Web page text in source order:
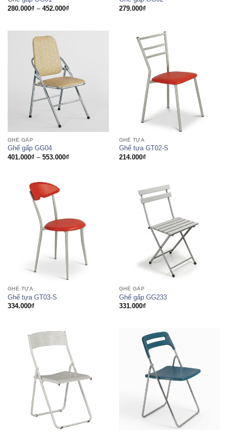
280.000₫ – 452.000₫Khoảng
đến
279.000₫
GHẾ GẤP
Ghế gấp GG04
401.000₫ – 553.000₫Khoảng
GHẾ TỰA
Ghế tựa GT02-S
214.000₫
GHẾ TỰA
Ghế tựa GT03-S
334.000₫
GHẾ GẤP
Ghế gấp GG233
331.000₫